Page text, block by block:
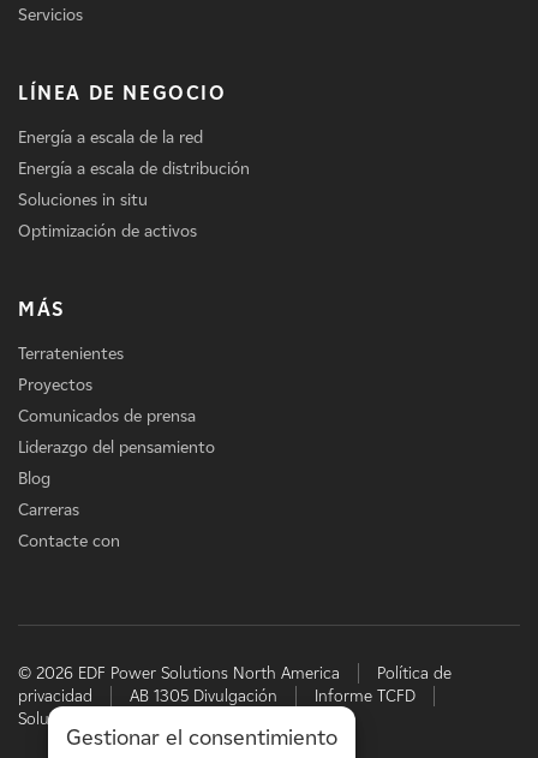
Servicios
LÍNEA DE NEGOCIO
Energía a escala de la red
Energía a escala de distribución
Soluciones in situ
Optimización de activos
MÁS
Terratenientes
Proyectos
Comunicados de prensa
Liderazgo del pensamiento
Blog
Carreras
Contacte con
© 2026 EDF Power Solutions North America
Política de
privacidad
AB 1305 Divulgación
Informe TCFD
Soluciones energéticas de EDF
Gestionar el consentimiento